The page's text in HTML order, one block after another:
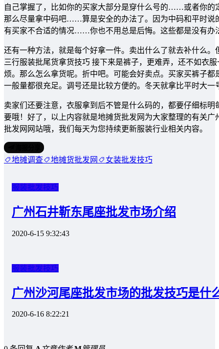
自己掌握了，比如你的买家大部分是穿什么号的……或者你的
那么尽量拿中码吧……算是安全的办法了。因为中码和平时
有买家不合适的情况……你也不用总是后悔。这些都是没有办
还有一种方法，就是每个好拿一件。卖出什么了就去补什么
三行服装批尾货拿货技巧 接下来是裤子，更难弄，还不如衣
烦。那么怎么拿货呢。折中吧。可能会好卖点。买家买裤子
一般量都很充足。调号还是比较方便的。冬天就拿比平时大
卖家们还要注意，衣服拿到后不管是什么码的，都要仔细标
要哦！好了，以上内容就是地摊货批发网为大家整理的有关
批发网网站哦，我们每天为您持续更新服装行业相关内容。
地摊调查 地摊货批发网 女装批发技巧
服装批发技巧
广州石井靳东尾座批发市场介绍
2020-6-15 9:32:43
服装批发技巧
广州沙河尾座批发市场的批发技巧是什
2020-6-16 8:22:21